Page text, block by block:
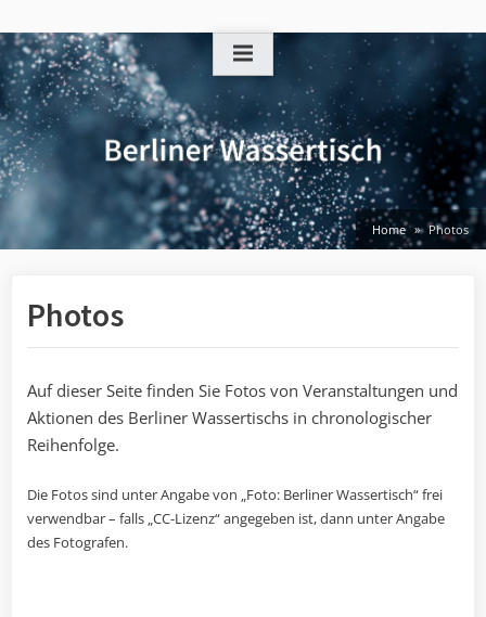
to
content
Home Photos
Photos
Auf dieser Seite finden Sie Fotos von Veranstaltungen und
Aktionen des Berliner Wassertischs in chronologischer
Reihenfolge.
Die Fotos sind unter Angabe von „Foto: Berliner Wassertisch“ frei
verwendbar – falls „CC-Lizenz“ angegeben ist, dann unter Angabe
des Fotografen.